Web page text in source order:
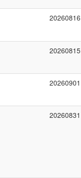
20260816
20260815
20260901
20260831